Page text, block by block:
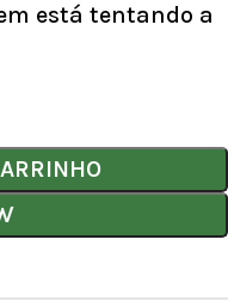
está tentando a